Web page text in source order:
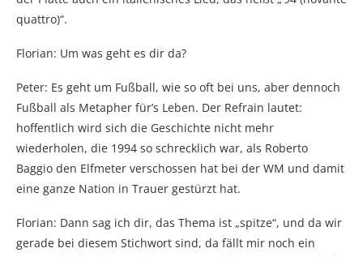
quattro)“.
Florian: Um was geht es dir da?
Peter: Es geht um Fußball, wie so oft bei uns, aber dennoch
Fußball als Metapher für’s Leben. Der Refrain lautet:
hoffentlich wird sich die Geschichte nicht mehr
wiederholen, die 1994 so schrecklich war, als Roberto
Baggio den Elfmeter verschossen hat bei der WM und damit
eine ganze Nation in Trauer gestürzt hat.
Florian: Dann sag ich dir, das Thema ist „spitze“, und da wir
gerade bei diesem Stichwort sind, da fällt mir noch ein